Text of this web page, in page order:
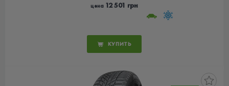
цена 12 501 грн
КУПИТЬ